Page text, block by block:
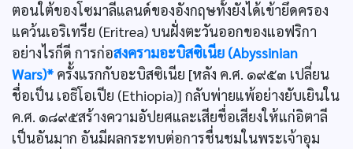
ตอนใต้ของโซมาลีแลนด์ของอังกฤษทั้งยังได้เข้ายึดครอง
แคว้นเอริเทรีย (Eritrea) บนฝั่งตะวันออกของแอฟริกา
อย่างไรก็ดี การก่อสงครามอะบิสซิเนีย (Abyssinian
Wars)* ครั้งแรกกับอะบิสซิเนีย [หลัง ค.ศ. ๑๙๕๓ เปลี่ยน
ชื่อเป็น เอธิโอเปีย (Ethiopia)] กลับพ่ายแพ้อย่างยับเยินใน
ค.ศ. ๑๘๙๕สร้างความอัปยศและเสียชื่อเสียงให้แก่อิตาลี
เป็นอันมาก อันมีผลกระทบต่อการชื่นชมในพระเจ้าอุม